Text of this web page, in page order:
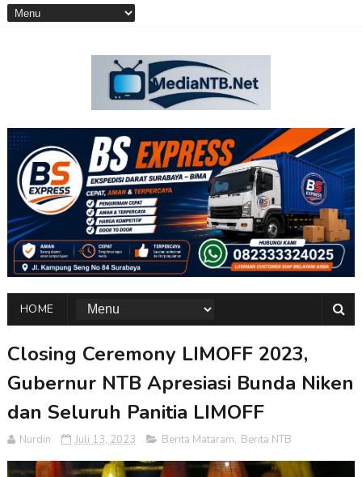
HOME
Closing Ceremony LIMOFF 2023,
Gubernur NTB Apresiasi Bunda Niken
dan Seluruh Panitia LIMOFF
Nurdin Juli 13, 2023 Berita Mataram, Berita NTB